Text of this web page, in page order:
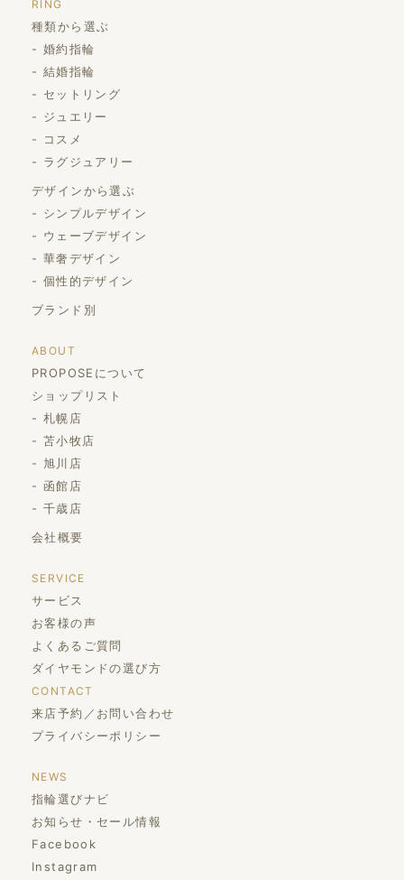
RING
種類から選ぶ
婚約指輪
結婚指輪
セットリング
ジュエリー
コスメ
ラグジュアリー
デザインから選ぶ
シンプルデザイン
ウェーブデザイン
華奢デザイン
個性的デザイン
ブランド別
ABOUT
PROPOSEについて
ショップリスト
札幌店
苫小牧店
旭川店
函館店
千歳店
会社概要
SERVICE
サービス
お客様の声
よくあるご質問
ダイヤモンドの選び方
CONTACT
来店予約／お問い合わせ
プライバシーポリシー
NEWS
指輪選びナビ
お知らせ・セール情報
Facebook
Instagram